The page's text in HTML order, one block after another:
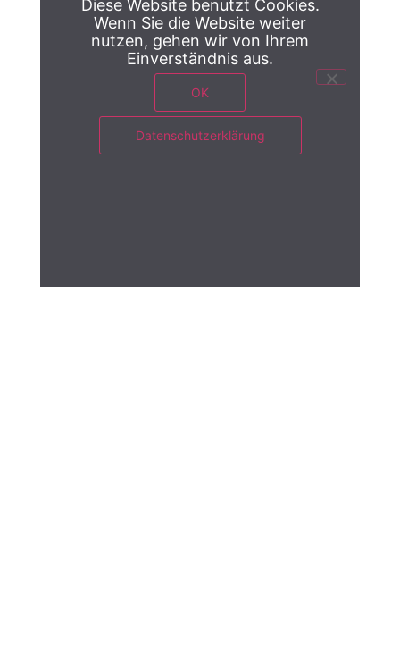
Diese Website benutzt Cookies.
Wenn Sie die Website weiter
nutzen, gehen wir von Ihrem
Einverständnis aus.
OK
Datenschutzerklärung